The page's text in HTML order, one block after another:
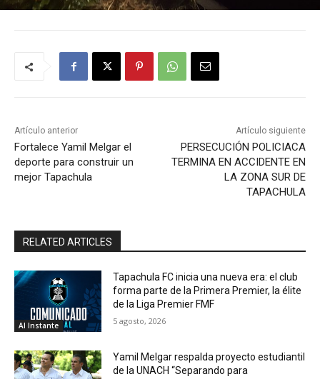
Artículo anterior
Fortalece Yamil Melgar el
deporte para construir un
mejor Tapachula
Artículo siguiente
PERSECUCIÓN POLICIACA
TERMINA EN ACCIDENTE EN
LA ZONA SUR DE
TAPACHULA
RELATED ARTICLES
Al Instante
Tapachula FC inicia una nueva era: el club
forma parte de la Primera Premier, la élite
de la Liga Premier FMF
5 agosto, 2026
Yamil Melgar respalda proyecto estudiantil
de la UNACH “Separando para